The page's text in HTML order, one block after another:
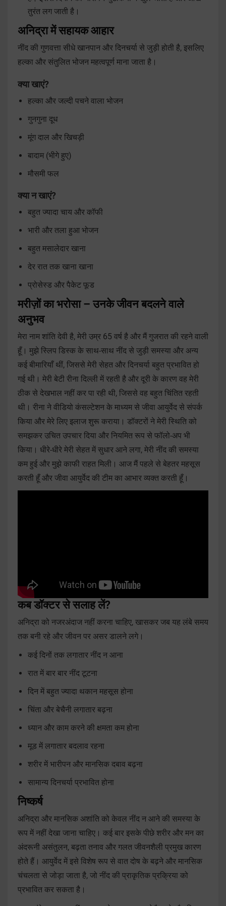
तुरंत लग जाती है।
अनिद्रा में सहायक आहार
नींद की गुणवत्ता सीधे खानपान और दिनचर्या से जुड़ी होती है, इसलिए
हल्का और संतुलित भोजन महत्वपूर्ण माना जाता है।
क्या खाएं?
हल्का और जल्दी पचने वाला भोजन
गुनगुना दूध
मूंग दाल और खिचड़ी
बादाम (भीगे हुए)
मौसमी फल
क्या न खाएं?
बहुत ज्यादा चाय और कॉफी
भारी और तला हुआ भोजन
बहुत मसालेदार खाना
देर रात तक खाना खाना
प्रोसेस्ड और पैकेट फूड
मरीज़ों का भरोसा – उनके जीवन बदलने वाले
अनुभव
मेरा नाम शांति देवी है, मेरी उम्र 65 वर्ष है और मैं गुजरात की रहने वाली
हूँ। मुझे स्लिप डिस्क के साथ-साथ नींद से जुड़ी समस्या और अन्य
कई बीमारियाँ थीं, जिससे मेरी सेहत और दिनचर्या बहुत प्रभावित हो
गई थी। मेरी बेटी रीना दिल्ली में रहती है और दूरी के कारण वह मेरी
ठीक से देखभाल नहीं कर पा रही थी, जिससे वह बहुत चिंतित रहती
थी। रीना ने वीडियो कंसल्टेशन के माध्यम से जीवा आयुर्वेद से संपर्क
किया और मेरे लिए इलाज शुरू कराया। डॉक्टरों ने मेरी स्थिति को
समझकर उचित उपचार दिया और नियमित रूप से फॉलो-अप भी
किया। धीरे-धीरे मेरी सेहत में सुधार आने लगा, मेरी नींद की समस्या
कम हुई और मुझे काफी राहत मिली। आज मैं पहले से बेहतर महसूस
करती हूँ और जीवा आयुर्वेद की टीम का आभार व्यक्त करती हूँ।
कब डॉक्टर से सलाह लें?
अनिद्रा को नजरअंदाज नहीं करना चाहिए, खासकर जब यह लंबे समय
तक बनी रहे और जीवन पर असर डालने लगे।
कई दिनों तक लगातार नींद न आना
रात में बार बार नींद टूटना
दिन में बहुत ज्यादा थकान महसूस होना
चिंता और बेचैनी लगातार बढ़ना
ध्यान और काम करने की क्षमता कम होना
मूड में लगातार बदलाव रहना
शरीर में भारीपन और मानसिक दबाव बढ़ना
सामान्य दिनचर्या प्रभावित होना
निष्कर्ष
अनिद्रा और मानसिक अशांति को केवल नींद न आने की समस्या के
रूप में नहीं देखा जाना चाहिए। कई बार इसके पीछे शरीर और मन का
अंदरूनी असंतुलन, बढ़ता तनाव और गलत जीवनशैली प्रमुख कारण
होते हैं। आयुर्वेद में इसे विशेष रूप से वात दोष के बढ़ने और मानसिक
चंचलता से जोड़ा जाता है, जो नींद की प्राकृतिक प्रक्रिया को
प्रभावित कर सकता है।